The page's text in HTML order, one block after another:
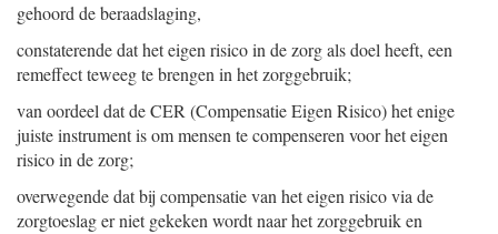
gehoord de beraadslaging,
constaterende dat het eigen risico in de zorg als doel heeft, een
remeffect teweeg te brengen in het zorggebruik;
van oordeel dat de CER (Compensatie Eigen Risico) het enige
juiste instrument is om mensen te compenseren voor het eigen
risico in de zorg;
overwegende dat bij compensatie van het eigen risico via de
zorgtoeslag er niet gekeken wordt naar het zorggebruik en